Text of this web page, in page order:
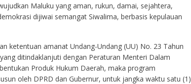
Maluku yang aman, rukun, damai, sejahtera,
dijiwai semangat Siwalima, berbasis kepulauan
ketentuan amanat Undang-Undang (UU) No. 23 Tahun
ditindaklanjuti dengan Peraturan Menteri Dalam
Produk Hukum Daerah, maka program
oleh DPRD dan Gubernur, untuk jangka waktu satu (1)